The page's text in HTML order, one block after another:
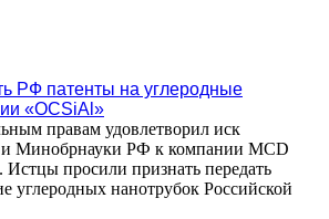
РФ патенты на углеродные
«OCSiAl»
правам удовлетворил иск
Минобрнауки РФ к компании MCD
просили признать передать
углеродных нанотрубок Российской